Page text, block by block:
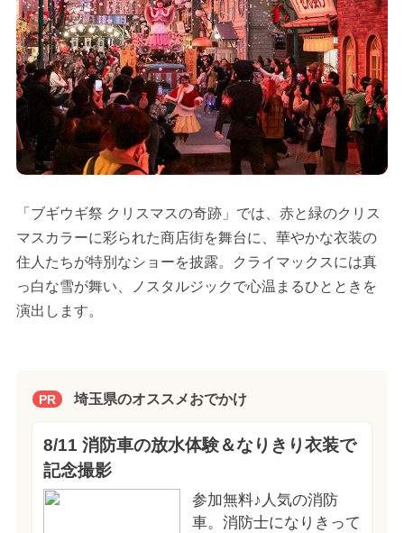
「ブギウギ祭 クリスマスの奇跡」では、赤と緑のクリス
マスカラーに彩られた商店街を舞台に、華やかな衣装の
住人たちが特別なショーを披露。クライマックスには真
っ白な雪が舞い、ノスタルジックで心温まるひとときを
演出します。
PR 埼玉県のオススメおでかけ
8/11 消防車の放水体験＆なりきり衣装で
記念撮影
参加無料♪人気の消防
車。消防士になりきって